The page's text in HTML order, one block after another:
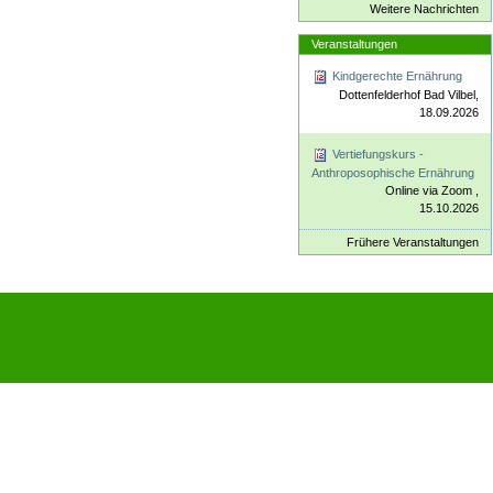
Weitere Nachrichten
Veranstaltungen
Kindgerechte Ernährung
Dottenfelderhof Bad Vilbel,
18.09.2026
Vertiefungskurs -
Anthroposophische Ernährung
Online via Zoom ,
15.10.2026
Frühere Veranstaltungen